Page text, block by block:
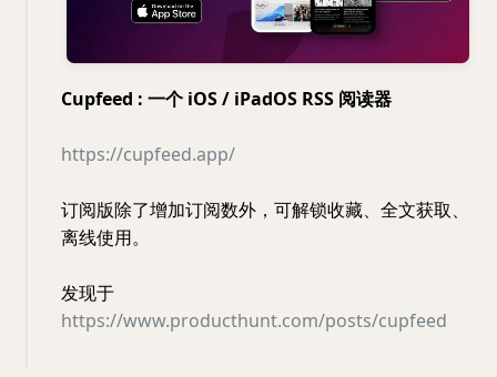
Cupfeed : 一个 iOS / iPadOS RSS 阅读器
https://cupfeed.app/
订阅版除了增加订阅数外，可解锁收藏、全文获取、
离线使用。
发现于
https://www.producthunt.com/posts/cupfeed